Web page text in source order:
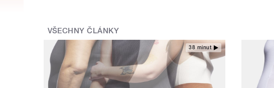
VŠECHNY ČLÁNKY
38 minut